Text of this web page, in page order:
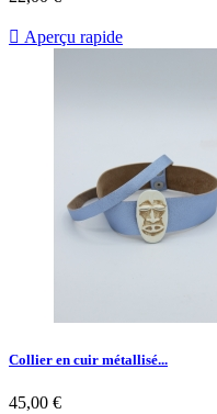
 Aperçu rapide
Collier en cuir métallisé...
45,00 €